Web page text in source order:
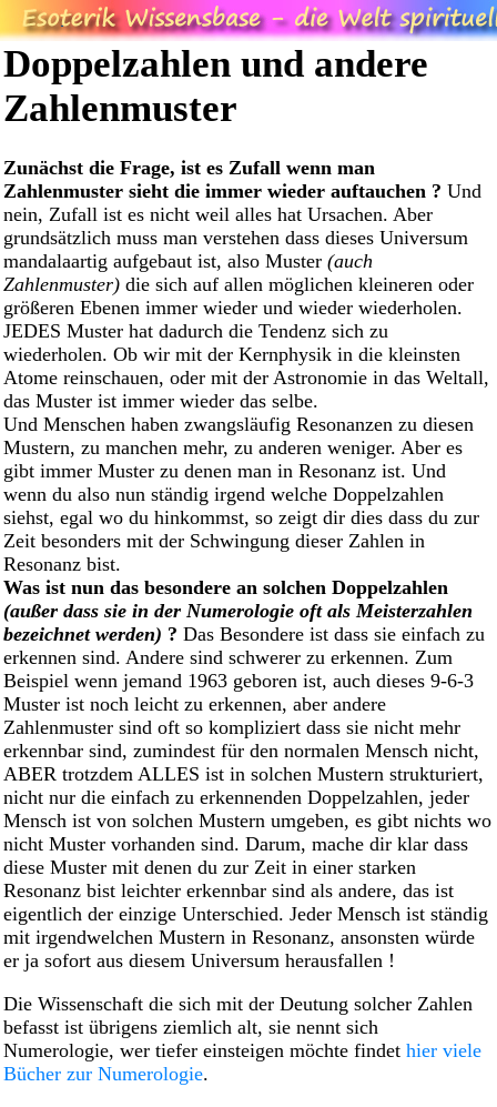
Doppelzahlen und andere
Zahlenmuster
Zunächst die Frage, ist es Zufall wenn man
Zahlenmuster sieht die immer wieder auftauchen ? Und
nein, Zufall ist es nicht weil alles hat Ursachen. Aber
grundsätzlich muss man verstehen dass dieses Universum
mandalaartig aufgebaut ist, also Muster (auch
Zahlenmuster) die sich auf allen möglichen kleineren oder
größeren Ebenen immer wieder und wieder wiederholen.
JEDES Muster hat dadurch die Tendenz sich zu
wiederholen. Ob wir mit der Kernphysik in die kleinsten
Atome reinschauen, oder mit der Astronomie in das Weltall,
das Muster ist immer wieder das selbe.
Und Menschen haben zwangsläufig Resonanzen zu diesen
Mustern, zu manchen mehr, zu anderen weniger. Aber es
gibt immer Muster zu denen man in Resonanz ist. Und
wenn du also nun ständig irgend welche Doppelzahlen
siehst, egal wo du hinkommst, so zeigt dir dies dass du zur
Zeit besonders mit der Schwingung dieser Zahlen in
Resonanz bist.
Was ist nun das besondere an solchen Doppelzahlen
(außer dass sie in der Numerologie oft als Meisterzahlen
bezeichnet werden) ? Das Besondere ist dass sie einfach zu
erkennen sind. Andere sind schwerer zu erkennen. Zum
Beispiel wenn jemand 1963 geboren ist, auch dieses 9-6-3
Muster ist noch leicht zu erkennen, aber andere
Zahlenmuster sind oft so kompliziert dass sie nicht mehr
erkennbar sind, zumindest für den normalen Mensch nicht,
ABER trotzdem ALLES ist in solchen Mustern strukturiert,
nicht nur die einfach zu erkennenden Doppelzahlen, jeder
Mensch ist von solchen Mustern umgeben, es gibt nichts wo
nicht Muster vorhanden sind. Darum, mache dir klar dass
diese Muster mit denen du zur Zeit in einer starken
Resonanz bist leichter erkennbar sind als andere, das ist
eigentlich der einzige Unterschied. Jeder Mensch ist ständig
mit irgendwelchen Mustern in Resonanz, ansonsten würde
er ja sofort aus diesem Universum herausfallen !
Die Wissenschaft die sich mit der Deutung solcher Zahlen
befasst ist übrigens ziemlich alt, sie nennt sich
Numerologie, wer tiefer einsteigen möchte findet hier viele
Bücher zur Numerologie.